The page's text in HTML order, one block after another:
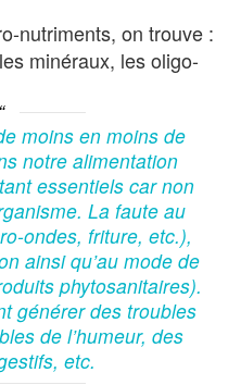
nutriments, on trouve :
minéraux, les oligo-
moins en moins de
notre alimentation
essentiels car non
La faute au
ondes, friture, etc.),
ainsi qu’au mode de
phytosanitaires).
générer des troubles
de l’humeur, des
etc.